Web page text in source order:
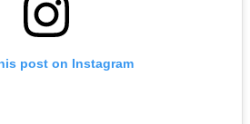
post on Instagram